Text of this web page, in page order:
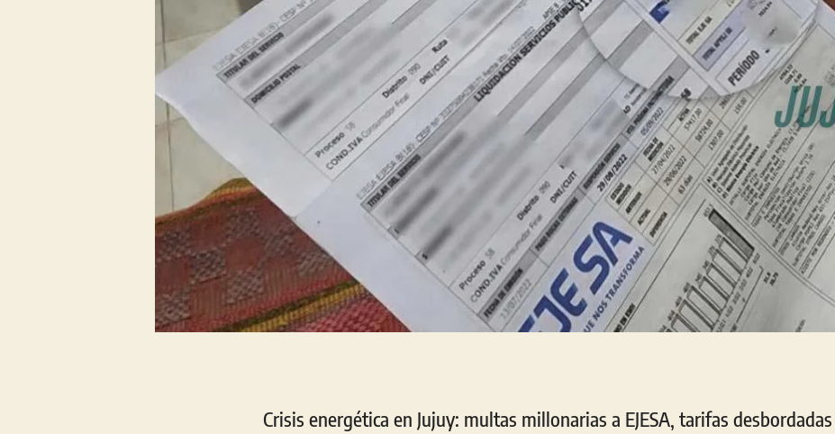
Crisis energética en Jujuy: multas millonarias a EJESA, tarifas